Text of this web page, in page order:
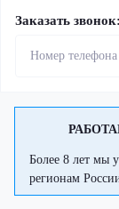
Заказать звонок:
Более 8 лет мы
регионам